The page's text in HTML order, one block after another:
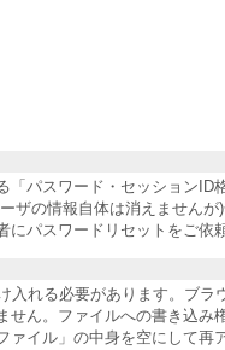
「パスワード・セッション
ザの情報自体は消えません
にパスワードリセットをご
入れる必要があります。ブ
せん。ファイルへの書き込
イル」の中身を空にして再